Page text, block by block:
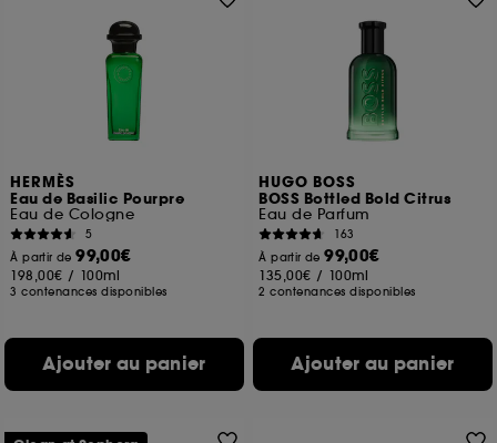
HERMÈS
Eau de Basilic Pourpre
Eau de Cologne
5
À partir de99,00€
198,00€ / 100ml
3 contenances disponibles
Ajouter au panier
HUGO BOSS
BOSS Bottled Bold Citrus
Eau de Parfum
163
À partir de99,00€
135,00€ / 100ml
2 contenances disponibles
Ajouter au panier